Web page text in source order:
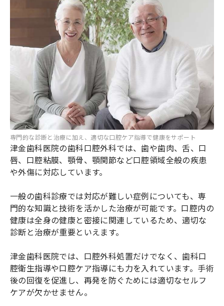
専門的な診断と治療に加え、適切な口腔ケア指導で健康をサポート
津金歯科医院の歯科口腔外科では、歯や歯肉、舌、口
唇、口腔粘膜、顎骨、顎関節など口腔領域全般の疾患
や外傷に対応しています。
一般の歯科診療では対応が難しい症例についても、専
門的な知識と技術を活かした治療が可能です。口腔内の
健康は全身の健康と密接に関連しているため、適切な
診断と治療が重要といえます。
津金歯科医院では、口腔外科処置だけでなく、歯科口
腔衛生指導や口腔ケア指導にも力を入れています。手術
後の回復を促進し、再発を防ぐためには適切なセルフ
ケアが欠かせません。